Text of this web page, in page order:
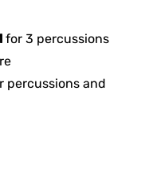
for 3 percussions
percussions and